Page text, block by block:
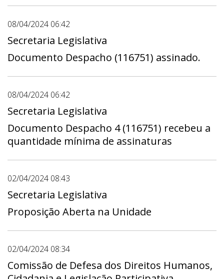
08/04/2024 06:42
Secretaria Legislativa
Documento Despacho (116751) assinado.
08/04/2024 06:42
Secretaria Legislativa
Documento Despacho 4 (116751) recebeu a
quantidade mínima de assinaturas
02/04/2024 08:43
Secretaria Legislativa
Proposição Aberta na Unidade
02/04/2024 08:34
Comissão de Defesa dos Direitos Humanos,